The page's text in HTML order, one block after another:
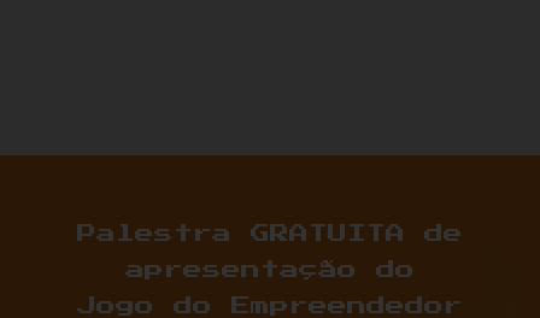
Palestra GRATUITA de
apresentação do
Jogo do Empreendedor